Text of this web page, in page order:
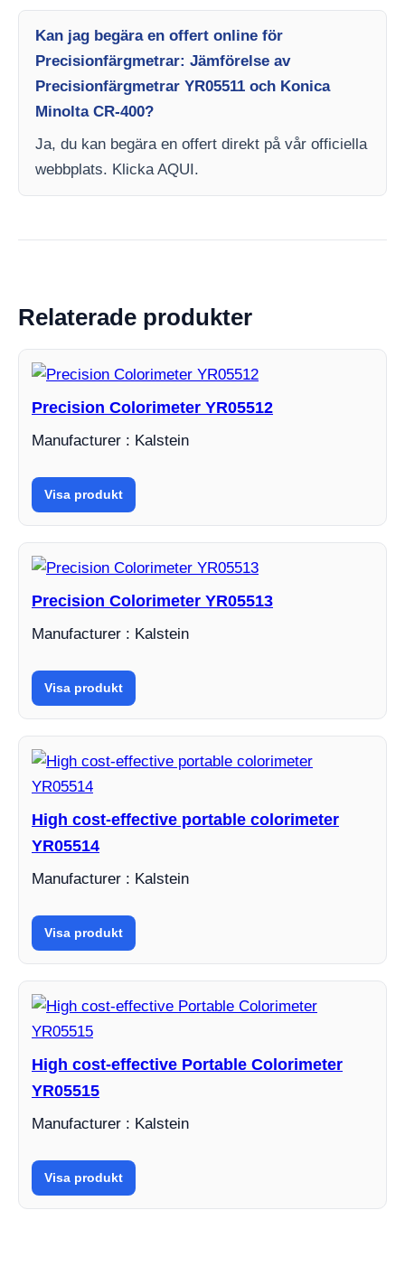
Kan jag begära en offert online för
Precisionfärgmetrar: Jämförelse av
Precisionfärgmetrar YR05511 och Konica
Minolta CR-400?
Ja, du kan begära en offert direkt på vår officiella
webbplats. Klicka AQUI.
Relaterade produkter
Precision Colorimeter YR05512
Manufacturer : Kalstein
Visa produkt
Precision Colorimeter YR05513
Manufacturer : Kalstein
Visa produkt
High cost-effective portable colorimeter
YR05514
Manufacturer : Kalstein
Visa produkt
High cost-effective Portable Colorimeter
YR05515
Manufacturer : Kalstein
Visa produkt